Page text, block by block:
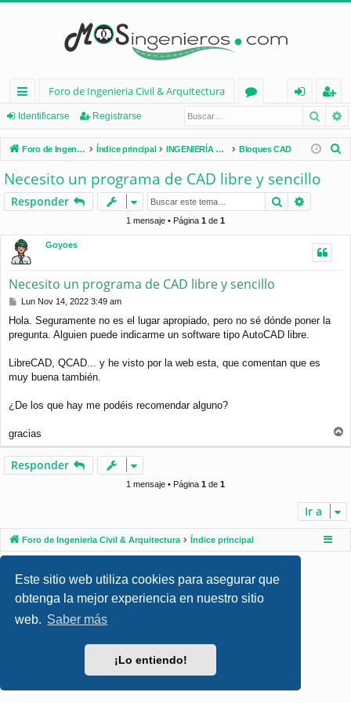
Este sitio web utiliza cookies para asegurar que
obtenga la mejor experiencia en nuestro sitio
web. Saber más
¡Lo entiendo!
nl
ac
es
rá
pi
d
os
Foro de Ingenieria Civil & Arquitectura
os
nt
ifi
ca
rs
e
eg
ist
ra
Identificarse Registrarse
Foro de Ingenieria Civil & Arquitectura Índice principal INGENIERÍA CIVIL (España) Bloques CAD
r
Necesito un programa de CAD libre y sencillo
Responder Buscar
1 mensaje • Página 1 de 1
Goyoes
Necesito un programa de CAD libre y sencillo
M
n
s
j
Lun Nov 14, 2022 3:49 am
Hola. Seguramente no es el lugar apropiado, pero no sé dónde poner la
pregunta. Alguien puede indicarme un software tipo AutoCAD libre.
LibreCAD, QCAD... y he visto por la web esta, que comentan que es
muy buena también.
¿De los que hay me podéis recomendar alguno?
gracias
r
Responder
1 mensaje • Página 1 de 1
Ir a
Foro de Ingenieria Civil & Arquitectura Índice principal
Style porArty- phpBB 3.3 por MrGaby
Traducción al español por
phpBB España